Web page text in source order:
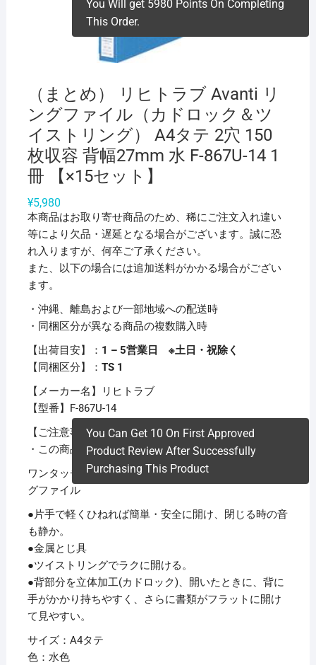
（まとめ） リヒトラブ Avanti リ
ングファイル（カドロック＆ツ
イストリング） A4タテ 2穴 150
枚収容 背幅27mm 水 F-867U-14 1
冊 【×15セット】
¥5,980
本商品はお取り寄せ商品のため、稀にご注文入れ違い
等により欠品・遅延となる場合がございます。誠に恐
れ入りますが、何卒ご了承ください。
また、以下の場合には追加送料がかかる場合がござい
ます。
・沖縄、離島および一部地域への配送時
・同梱区分が異なる商品の複数購入時
【出荷目安】： 1 – 5営業日 ※土日・祝除く
【同梱区分】： TS 1
【メーカー名】リヒトラブ
【型番】F-867U-14
【ご注意事項】
・この商品は下記内容×15セットでお届けします。
ワンタッチ開閉が可能なユニバーサルデザインのリン
グファイル
●片手で軽くひねれば簡単・安全に開け、閉じる時の音
も静か。
●金属とじ具
●ツイストリングでラクに開ける。
●背部分を立体加工(カドロック)、開いたときに、背に
手がかかり持ちやすく、さらに書類がフラットに開け
て見やすい。
サイズ：A4タテ
色：水色
You Will get 5980 Points On Completing
This Order.
You Can Get 10 On First Approved
Product Review After Successfully
Purchasing This Product